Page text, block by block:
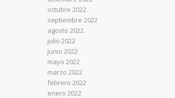
octubre 2022
septiembre 2022
agosto 2022
julio 2022
junio 2022
mayo 2022
marzo 2022
febrero 2022
enero 2022